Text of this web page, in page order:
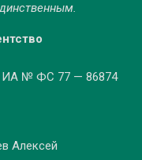
ИА № ФС 77 — 86874
Алексей